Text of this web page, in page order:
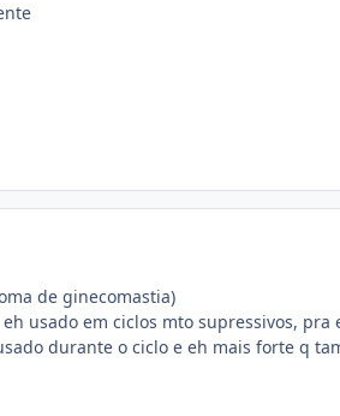
de ginecomastia)
usado em ciclos mto supressivos, pra
durante o ciclo e eh mais forte q